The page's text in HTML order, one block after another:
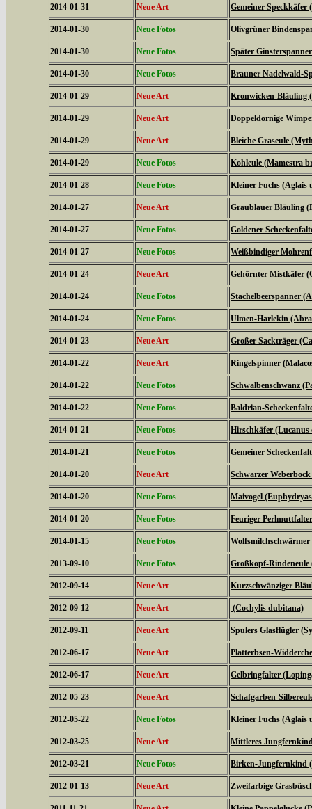
2014-01-31 Neue Art Gemeiner Speckkäfer
2014-01-30 Neue Fotos Olivgrüner
2014-01-30 Neue Fotos Später
2014-01-30 Neue Fotos Brauner Nadelwald-
2014-01-29 Neue Art Kronwicken-Bläuling
2014-01-29 Neue Art Doppeldornige
2014-01-29 Neue Art Bleiche Graseule
2014-01-29 Neue Fotos Kohleule (Mamestra
2014-01-28 Neue Fotos Kleiner Fuchs (Aglais
2014-01-27 Neue Art Graublauer Bläuling
2014-01-27 Neue Fotos Goldener
2014-01-27 Neue Fotos Weißbindiger
2014-01-24 Neue Art Gehörnter Mistkäfer
2014-01-24 Neue Fotos Stachelbeerspanner
2014-01-24 Neue Fotos Ulmen-Harlekin
2014-01-23 Neue Art Großer Sackträger
2014-01-22 Neue Art Ringelspinner
2014-01-22 Neue Fotos Schwalbenschwanz
2014-01-22 Neue Fotos Baldrian-
2014-01-21 Neue Fotos Hirschkäfer (Lucanus
2014-01-21 Neue Fotos Gemeiner
2014-01-20 Neue Art Schwarzer
2014-01-20 Neue Fotos Maivogel
2014-01-20 Neue Fotos Feuriger
2014-01-15 Neue Fotos
2013-09-10 Neue Fotos Großkopf-Rindeneule
2012-09-14 Neue Art Kurzschwänziger
2012-09-12 Neue Art (Cochylis dubitana)
2012-09-11 Neue Art Spulers Glasflügler
2012-06-17 Neue Art Platterbsen-
2012-06-17 Neue Art Gelbringfalter
2012-05-23 Neue Art Schafgarben-
2012-05-22 Neue Fotos Kleiner Fuchs (Aglais
2012-03-25 Neue Art Mittleres
2012-03-21 Neue Fotos Birken-Jungfernkind
2012-01-13 Neue Art Zweifarbige